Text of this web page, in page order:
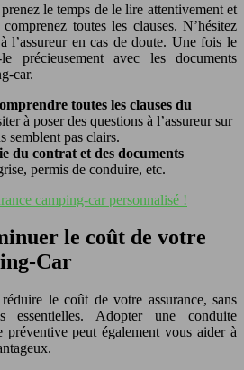
le temps de le lire attentivement et
toutes les clauses. N’hésitez
l’assureur en cas de doute. Une fois le
précieusement avec les documents
car.
toutes les clauses du
à poser des questions à l’assureur sur
semblent pas clairs.
du contrat et des documents
permis de conduire, etc.
camping-car personnalisé !
le coût de votre
Car
le coût de votre assurance, sans
essentielles. Adopter une conduite
préventive peut également vous aider à